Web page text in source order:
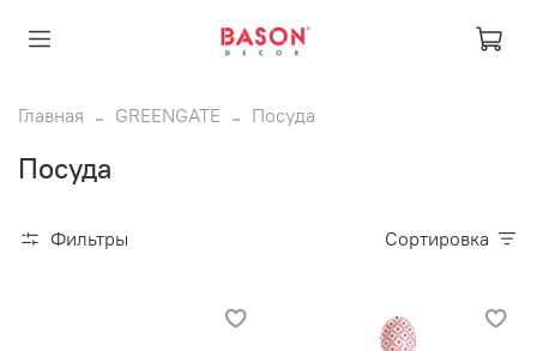
Главная GREENGATE Посуда
Посуда
Фильтры Сортировка